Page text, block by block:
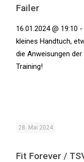
Failer
16.01.2024 @ 19:10
kleines Handtuch,
die Anweisungen
Training!
28. Mai 2024
Fit Forever /